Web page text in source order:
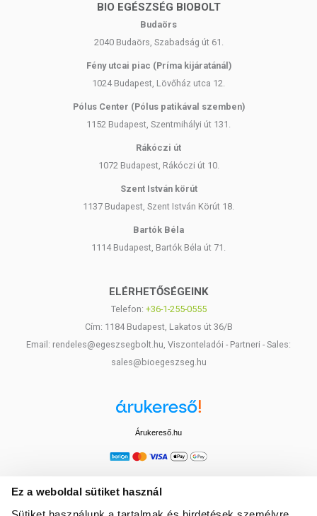
Ez a weboldal sütiket használ
BIO EGÉSZSÉG BIOBOLT
Budaörs
2040 Budaörs, Szabadság út 61.
Fény utcai piac (Príma kijáratánál)
1024 Budapest, Lövőház utca 12.
Pólus Center (Pólus patikával szemben)
1152 Budapest, Szentmihályi út 131.
Rákóczi út
1072 Budapest, Rákóczi út 10.
Szent István körút
1137 Budapest, Szent István Körút 18.
Bartók Béla
1114 Budapest, Bartók Béla út 71.
ELÉRHETŐSÉGEINK
Telefon: +36-1-255-0555
Cím: 1184 Budapest, Lakatos út 36/B
Email: rendeles@egeszsegbolt.hu, Viszonteladói - Partneri - Sales:
sales@bioegeszseg.hu
Árukereső.hu